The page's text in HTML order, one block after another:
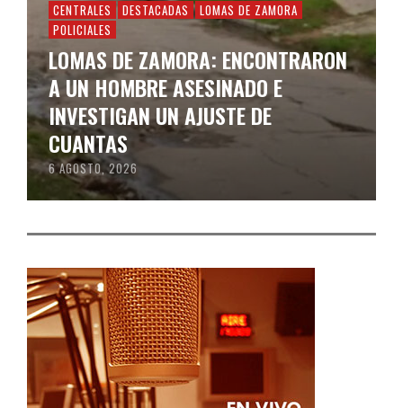
CENTRALES DESTACADAS
LOMAS DE ZAMORA
POLICIALES
LOMAS DE ZAMORA: ENCONTRARON
A UN HOMBRE ASESINADO E
INVESTIGAN UN AJUSTE DE
CUANTAS
6 AGOSTO, 2026